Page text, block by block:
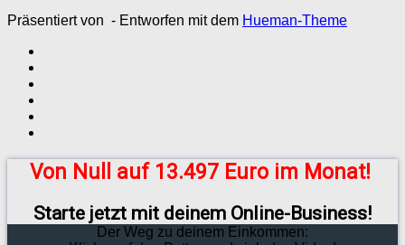
Präsentiert von - Entworfen mit dem Hueman-Theme
Von Null auf 13.497 Euro im Monat!
Starte jetzt mit deinem Online-Business!
Der Weg zu deinem Einkommen: